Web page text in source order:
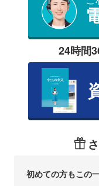
24時間
初めての方もこの